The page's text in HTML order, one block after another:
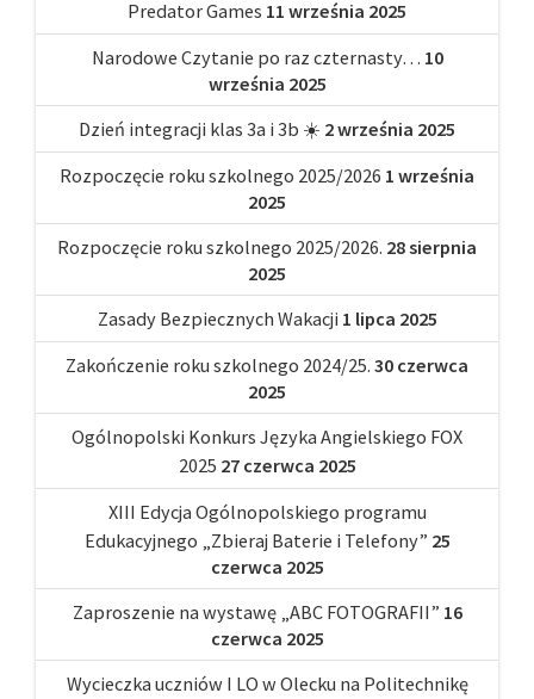
Predator Games 11 września 2025
Narodowe Czytanie po raz czternasty… 10
września 2025
Dzień integracji klas 3a i 3b ☀️ 2 września 2025
Rozpoczęcie roku szkolnego 2025/2026 1 września
2025
Rozpoczęcie roku szkolnego 2025/2026. 28 sierpnia
2025
Zasady Bezpiecznych Wakacji 1 lipca 2025
Zakończenie roku szkolnego 2024/25. 30 czerwca
2025
Ogólnopolski Konkurs Języka Angielskiego FOX
2025 27 czerwca 2025
XIII Edycja Ogólnopolskiego programu
Edukacyjnego „Zbieraj Baterie i Telefony” 25
czerwca 2025
Zaproszenie na wystawę „ABC FOTOGRAFII” 16
czerwca 2025
Wycieczka uczniów I LO w Olecku na Politechnikę